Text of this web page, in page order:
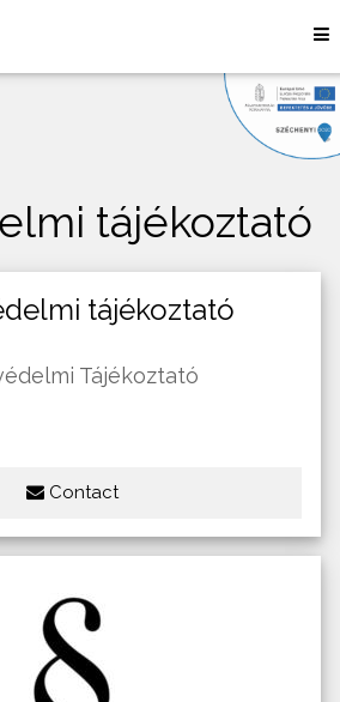
tájékoztató
tájékoztató
Tájékoztató
Contact